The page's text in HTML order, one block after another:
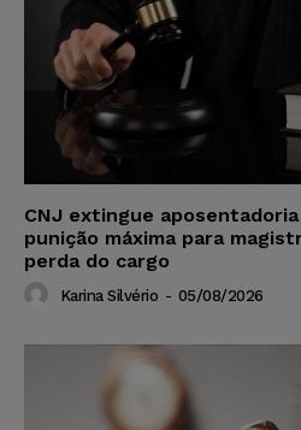
CNJ extingue
punição máxima para
perda do cargo
Karina Silvério - 05/08/2026